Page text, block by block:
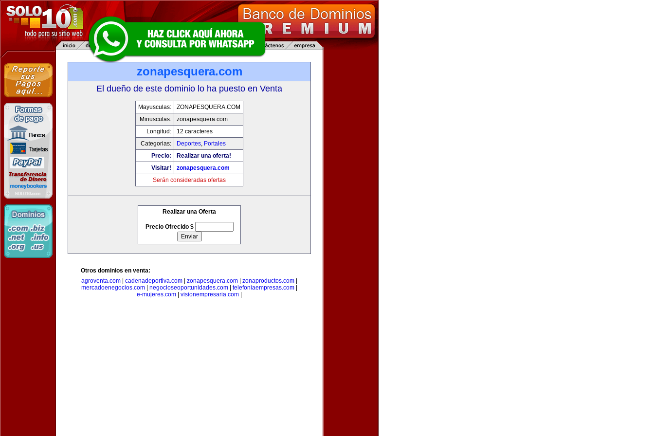
zonapesquera.com
El dueño de este dominio lo ha puesto en Venta
Mayusculas:
ZONAPESQUERA.COM
Minusculas:
zonapesquera.com
Longitud:
12 caracteres
Categorias:
Deportes, Portales
Precio:
Realizar una oferta!
Visitar!
zonapesquera.com
Serán consideradas ofertas
Realizar una Oferta
Precio Ofrecido $
Otros dominios en venta:
agroventa.com
cadenadeportiva.com zonapesquera.com zonaproductos.com
mercadoenegocios.com
negocioseoportunidades.com telefoniaempresas.com
e-mujeres.com
visionempresaria.com